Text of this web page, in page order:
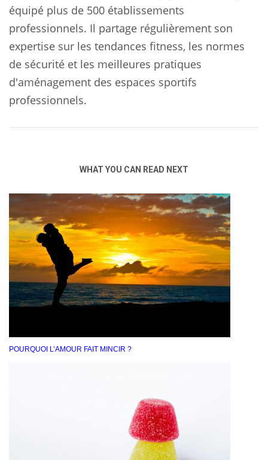
équipé plus de 500 établissements
professionnels. Il partage régulièrement son
expertise sur les tendances fitness, les normes
de sécurité et les meilleures pratiques
d'aménagement des espaces sportifs
professionnels.
WHAT YOU CAN READ NEXT
POURQUOI L’AMOUR FAIT MINCIR ?